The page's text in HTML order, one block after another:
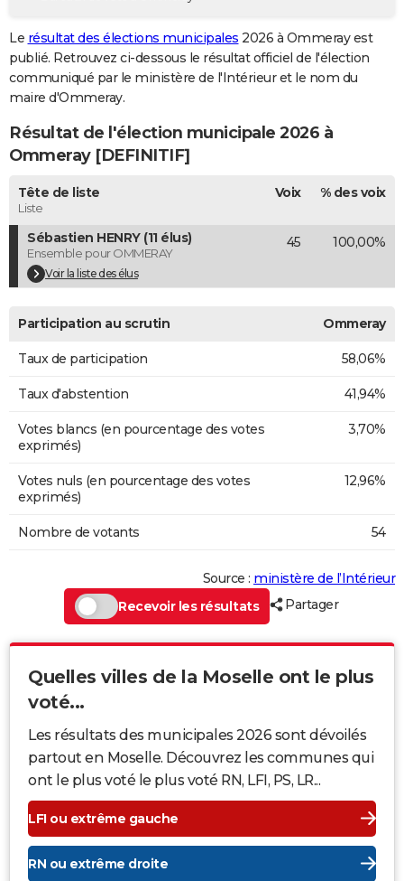
GUIDES D'ACHAT
BONS PLANS
CARTE DE VOEUX
Carte de Noël
Carte Bonne année
Carte Saint-Valentin
Carte Pâques
Carte d'anniversaire
DICTIONNAIRE
Dictionnaire
Biographies
Citations
Expressions
Proverbes
PROGRAMME TV
COPAINS D'AVANT
S'inscrire
Se connecter
Lycées
Collèges
Primaires
Universités
Entreprises
Service militaire
Avis de recherche
AVIS DE DÉCÈS
FORUM
Le résultat des élections municipales 2026 à Ommeray est
publié. Retrouvez ci-dessous le résultat officiel de l'élection
communiqué par le ministère de l'Intérieur et le nom du
maire d'Ommeray.
Résultat de l'élection municipale 2026 à
Ommeray [DEFINITIF]
Tête de liste
Liste
Voix % des voix
Sébastien HENRY (11 élus)
Ensemble pour OMMERAY
Voir la liste des élus
45 100,00%
Participation au scrutin Ommeray
Taux de participation 58,06%
Taux d'abstention 41,94%
Votes blancs (en pourcentage des votes
exprimés)
3,70%
Votes nuls (en pourcentage des votes
exprimés)
12,96%
Nombre de votants 54
Source : ministère de l’Intérieur
Recevoir les résultats
Partager
Quelles villes de la Moselle ont le plus
voté...
Les résultats des municipales 2026 sont dévoilés
partout en Moselle. Découvrez les communes qui
ont le plus voté le plus voté RN, LFI, PS, LR...
LFI ou extrême gauche
RN ou extrême droite